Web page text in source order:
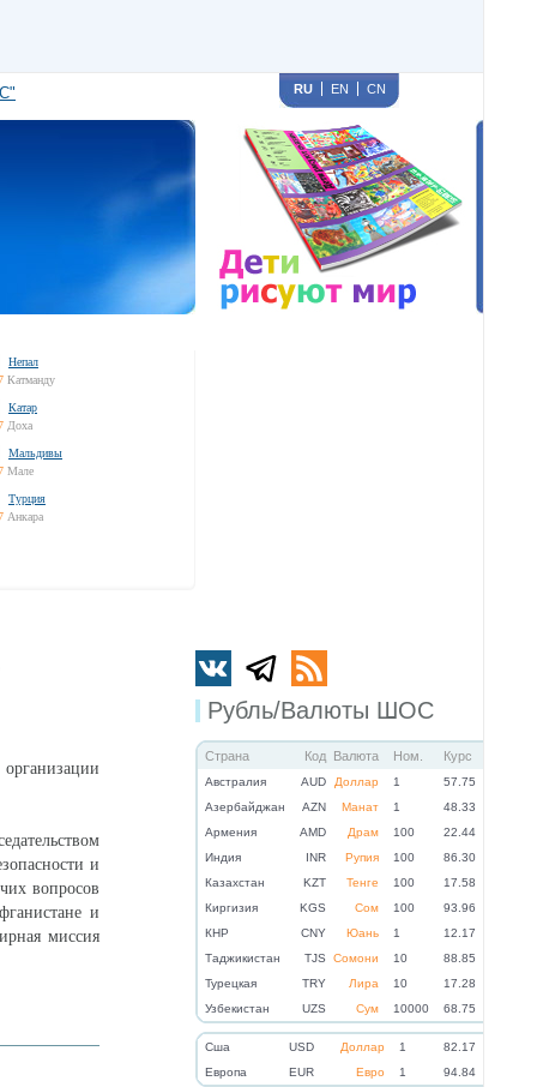
RU EN CN
Непал
Катманду
Катар
Доха
Мальдивы
Мале
Турция
Анкара
Рубль/Валюты ШОС
Страна Код Валюта Ном. Курс
Австралия AUD Доллар 1
57.75
Азербайджан
AZN Манат 1
48.33
Армения
AMD Драм 100
22.44
Индия
INR Рупия 100
86.30
Казахстан
KZT Тенге 100
17.58
Киргизия
KGS Сом 100
93.96
КНР
CNY Юань 1
12.17
Таджикистан
TJS Сомони 10
88.85
Турецкая
TRY Лира 10
17.28
Узбекистан
UZS Сум 10000 68.75
Cша USD Доллар 1
82.17
Eвропа
EUR Евро 1 94.84
и
вопросов
и
миссия